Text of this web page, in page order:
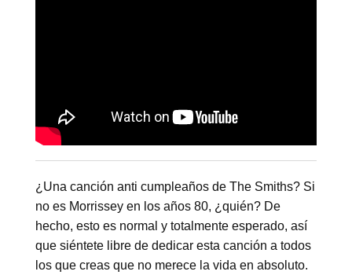
¿Una canción anti cumpleaños de The Smiths? Si
no es Morrissey en los años 80, ¿quién? De
hecho, esto es normal y totalmente esperado, así
que siéntete libre de dedicar esta canción a todos
los que creas que no merece la vida en absoluto.